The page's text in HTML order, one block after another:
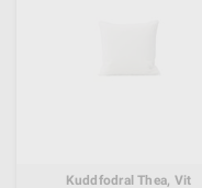
Kuddfodral Thea, Vit